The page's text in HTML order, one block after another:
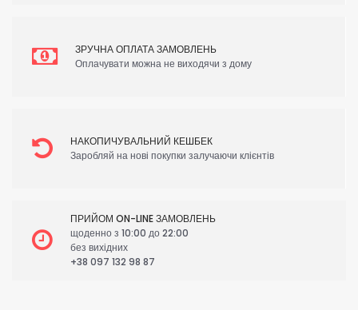
ЗРУЧНА ОПЛАТА ЗАМОВЛЕНЬ
Оплачувати можна не виходячи з дому
НАКОПИЧУВАЛЬНИЙ КЕШБЕК
Заробляй на нові покупки залучаючи клієнтів
ПРИЙОМ ON-LINE ЗАМОВЛЕНЬ
щоденно з 10:00 до 22:00
без вихідних
+38 097 132 98 87